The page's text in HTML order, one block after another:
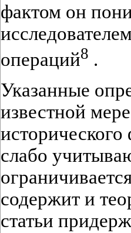
фактом он
операций8 .
Указанные
известной
слабо
содержит и
статьи